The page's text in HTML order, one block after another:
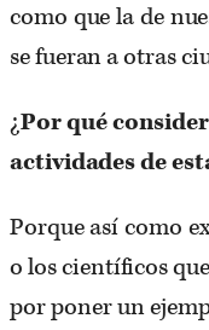
como que la de
se fueran a otras
¿Por qué
actividades de
Porque así como
o los científicos
por poner un